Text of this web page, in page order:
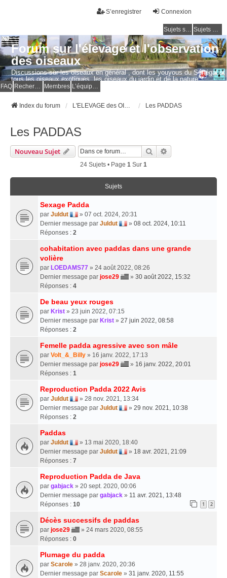
Connexion
S’enregistrer
Sujets sans réponse Sujets actifs
Forum sur l'élevage et l'observation
des oiseaux
Discussions sur les oiseaux en général , dont les youyous du Sénégal et
tous les oiseaux exotiques, les oiseaux du jardin et de la nature.
Questions, photos, expériences.
FAQ Membres
Index du forum Les PADDAS
Les PADDAS
Nouveau Sujet Rechercher
24 Sujets • Page 1 Sur 1
Sujets
Sexage Padda
par Juldut
» 07 oct. 2024, 20:31
Dernier message par Juldut » 08 oct. 2024, 10:11
Réponses : 2
cohabitation avec paddas dans une grande
volière
par LOEDAMS77 » 24 août 2022, 08:26
Dernier message par jose29 » 30 août 2022, 15:32
Réponses : 4
De beau yeux rouges
par Krist » 23 juin 2022, 07:15
Dernier message par Krist » 27 juin 2022, 08:58
Réponses : 2
Femelle padda agressive avec son mâle
par Volt_&_Billy » 16 janv. 2022, 17:13
Dernier message par jose29 » 16 janv. 2022, 20:01
Réponses : 1
Reproduction Padda 2022 Avis
par Juldut
» 28 nov. 2021, 13:34
Dernier message par Juldut » 29 nov. 2021, 10:38
Réponses : 2
Paddas
par Juldut
» 13 mai 2020, 18:40
Dernier message par Juldut » 18 avr. 2021, 21:09
Réponses : 7
Reproduction Padda de Java
par gabjack » 20 sept. 2020, 00:06
Dernier message par gabjack » 11 avr. 2021, 13:48
Réponses : 10 1 2
Décès successifs de paddas
par jose29
» 24 mars 2020, 08:55
Réponses : 0
Plumage du padda
par Scarole » 28 janv. 2020, 20:36
Dernier message par Scarole » 31 janv. 2020, 11:55